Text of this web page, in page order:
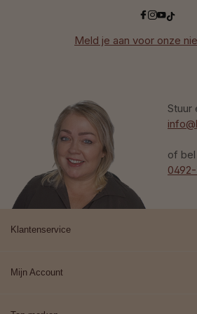
Stuur
of bel
Meld je aan voor onze
Klantenservice
Mijn Account